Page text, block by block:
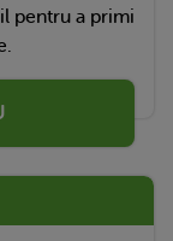
pentru a primi